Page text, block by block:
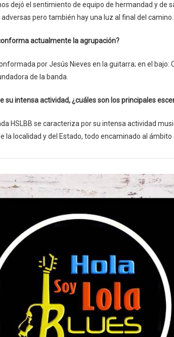
dejó el sentimiento de equipo de hermandad y de
pero también hay una luz al final del camino.
actualmente la agrupación?
por Jesús Nieves en la guitarra; en el
de la banda.
su intensa actividad, ¿cuáles son los principales
HSLBB se caracteriza por su intensa actividad
la localidad y del Estado, todo encaminado al ámbito